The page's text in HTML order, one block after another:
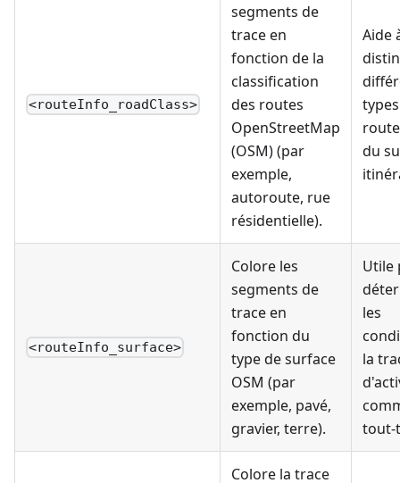
<routeInfo_roadClass>
segments de
trace en
fonction de la
classification
des routes
OpenStreetMap
(OSM) (par
exemple,
autoroute, rue
résidentielle).
Aide
du
<routeInfo_surface>
Colore les
segments de
trace en
fonction du
type de surface
OSM (par
exemple, pavé,
gravier, terre).
Utile
les
la
tout-
Colore la trace